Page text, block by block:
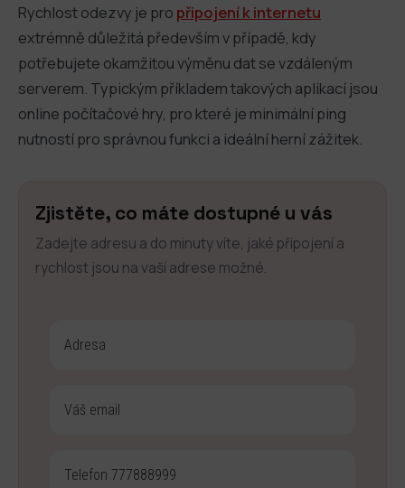
Rychlost odezvy je pro připojení k internetu
extrémně důležitá především v případě, kdy
potřebujete okamžitou výměnu dat se vzdáleným
serverem. Typickým příkladem takových aplikací jsou
online počítačové hry, pro které je minimální ping
nutností pro správnou funkci a ideální herní zážitek.
Zjistěte, co máte dostupné u vás
Zadejte adresu a do minuty víte, jaké připojení a
rychlost jsou na vaší adrese možné.